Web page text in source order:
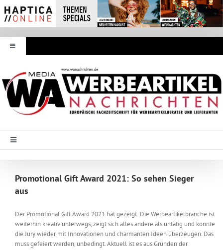
Inhalt
springen
Toggle
Navigation
Werbeartikel Nachrichten
E-Paper
WA Media
Kontakt
Toggle
Messen & Events
Promotional Gift Award 2021: So sehen Sieger
aus
Der Promotional Gift Award 2021 hat gezeigt: Die Werbeartikelbranche ist
weiterhin kreativ unterwegs, zeigt sich alles andere als untätig und konnte
die Jury wieder mit Innovationen und charmanten Ideen überzeugen. Das
muss gefeiert werden, unbedingt. Aktuell ist es aus Gründen der